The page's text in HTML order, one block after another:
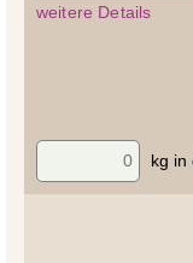
weitere Details
kg in